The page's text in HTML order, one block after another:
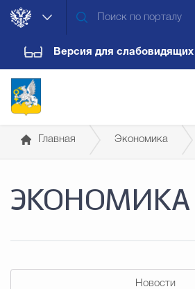
Версия для слабовидящих
Дума
Главная Экономика
ЭКОНОМИКА
Новости